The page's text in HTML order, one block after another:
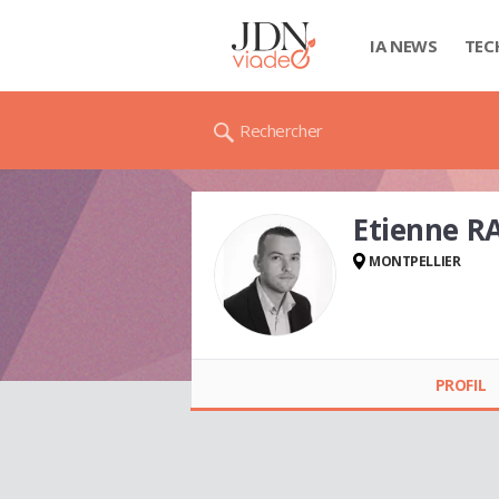
IA NEWS
Rechercher
Etienne
MONTPELLIER
PROFIL